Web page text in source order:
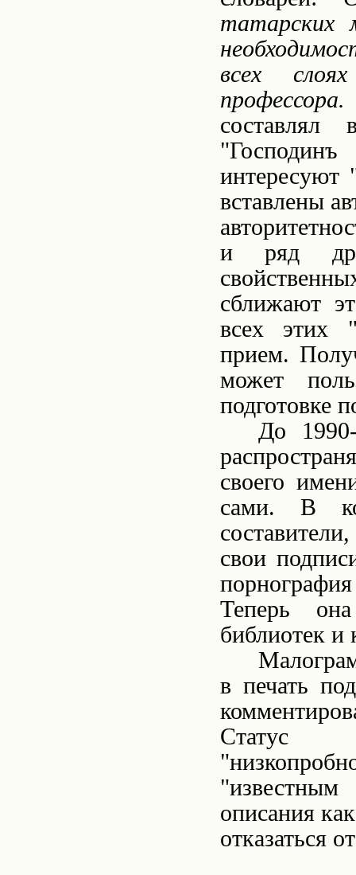
татарских
всех
интересуют
вставлены
и ряд
сближают
всех этих
прием.
может
подготовке
До
своего
сами. В
свои
Теперь
библиотек и
в печать
Статус
описания
отказаться